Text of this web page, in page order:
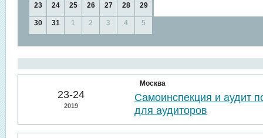
23 24 25 26 27 28 29
30 31 1 2 3 4 5
23-24
2019
Москва
Самоинспекция и аудит
для аудиторов